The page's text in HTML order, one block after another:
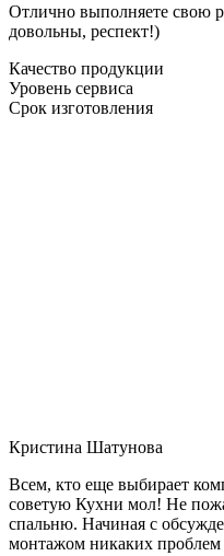
Отлично выполняете свою
довольны, респект!)
Качество продукции
Уровень сервиса
Срок изготовления
Кристина Шатунова
Всем, кто еще выбирает
советую Кухни мол! Не
спальню. Начиная с
монтажом никаких